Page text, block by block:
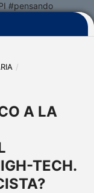
#pensando
/
A LA
TECH.